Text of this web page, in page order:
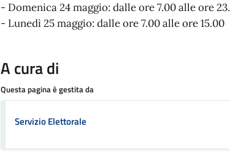
- Domenica 24 maggio: dalle ore 7.00 alle ore
- Lunedì 25 maggio: dalle ore 7.00 alle ore 15.00
A cura di
Questa pagina è gestita da
Servizio Elettorale